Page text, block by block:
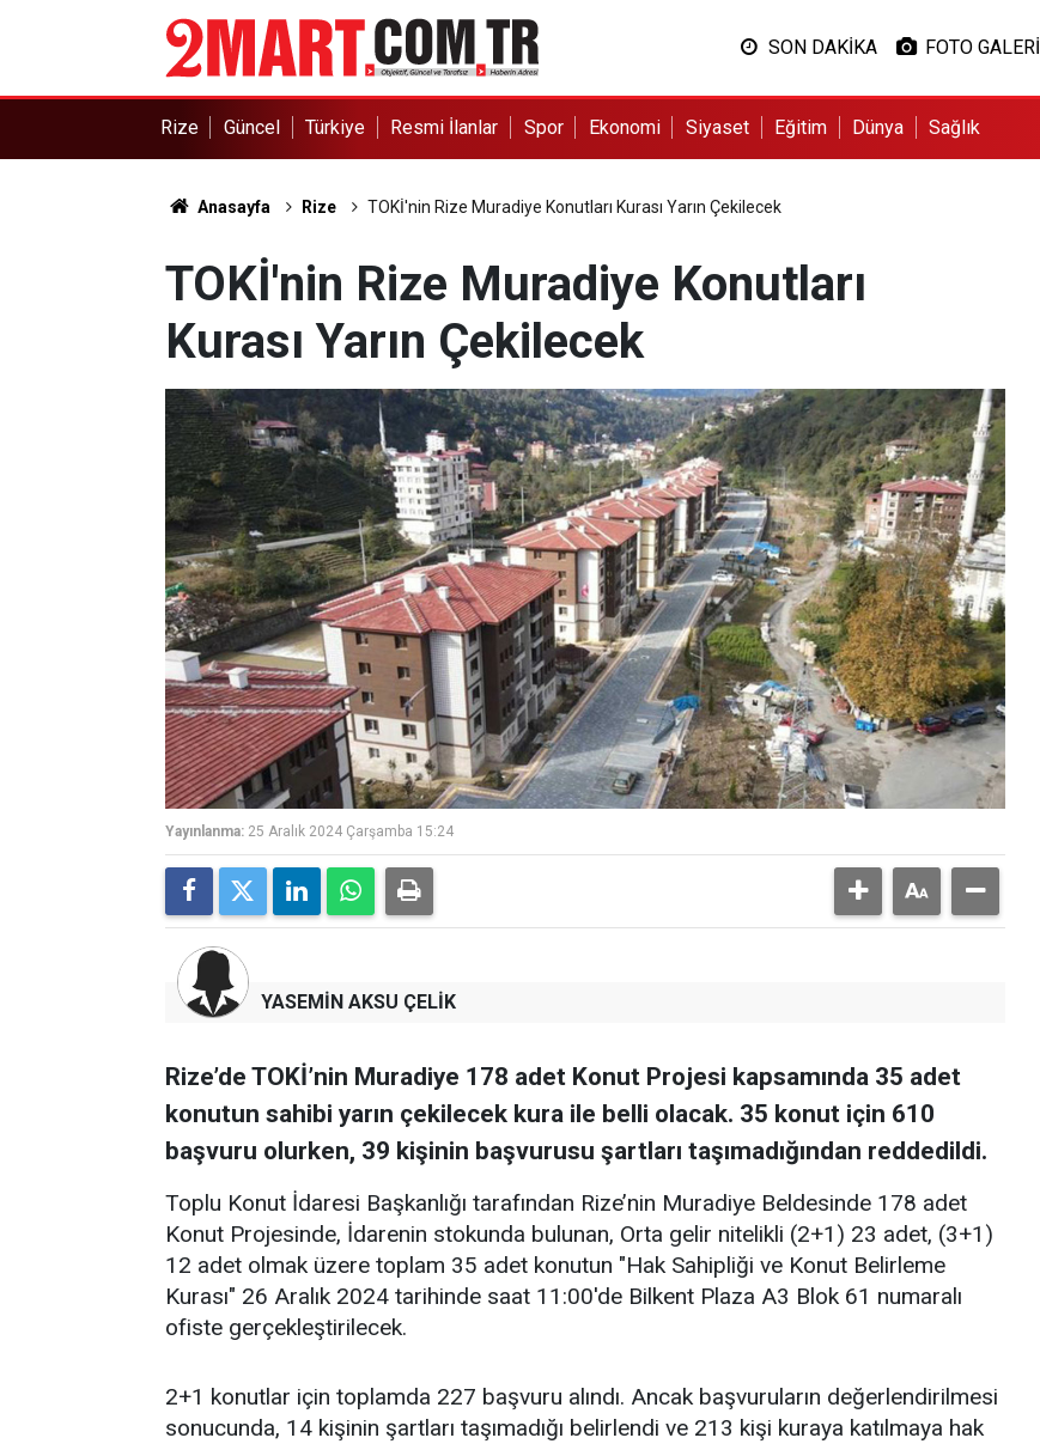
SON DAKİKA FOTO GALERİ
Rize Güncel Türkiye Resmi İlanlar Spor Ekonomi Siyaset Eğitim Dünya Sağlık
Anasayfa Rize TOKİ'nin Rize Muradiye Konutları Kurası Yarın Çekilecek
TOKİ'nin Rize Muradiye Konutları
Kurası Yarın Çekilecek
Yayınlanma: 25 Aralık 2024 Çarşamba 15:24
YASEMİN AKSU ÇELİK
Rize’de TOKİ’nin Muradiye 178 adet Konut Projesi kapsamında 35 adet
konutun sahibi yarın çekilecek kura ile belli olacak. 35 konut için 610
başvuru olurken, 39 kişinin başvurusu şartları taşımadığından reddedildi.
Toplu Konut İdaresi Başkanlığı tarafından Rize’nin Muradiye Beldesinde 178 adet
Konut Projesinde, İdarenin stokunda bulunan, Orta gelir nitelikli (2+1) 23 adet, (3+1)
12 adet olmak üzere toplam 35 adet konutun "Hak Sahipliği ve Konut Belirleme
Kurası" 26 Aralık 2024 tarihinde saat 11:00'de Bilkent Plaza A3 Blok 61 numaralı
ofiste gerçekleştirilecek.
2+1 konutlar için toplamda 227 başvuru alındı. Ancak başvuruların değerlendirilmesi
sonucunda, 14 kişinin şartları taşımadığı belirlendi ve 213 kişi kuraya katılmaya hak